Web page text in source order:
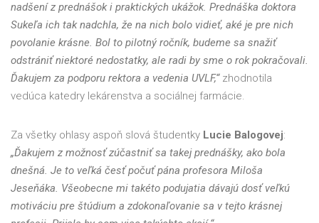
nadšení z prednášok i praktických ukážok. Prednáška doktora
Sukeľa ich tak nadchla, že na nich bolo vidieť, aké je pre nich
povolanie krásne. Bol to pilotný ročník, budeme sa snažiť
odstrániť niektoré nedostatky, ale radi by sme o rok pokračovali.
Ďakujem za podporu rektora a vedenia UVLF,“zhodnotila
vedúca katedry lekárenstva a sociálnej farmácie.
Za všetky ohlasy aspoň slová študentky Lucie Balogovej:
„Ďakujem z možnosť zúčastniť sa takej prednášky, ako bola
dnešná. Je to veľká česť počuť pána profesora Miloša
Jeseňáka. Všeobecne mi takéto podujatia dávajú dosť veľkú
motiváciu pre štúdium a zdokonaľovanie sa v tejto krásnej